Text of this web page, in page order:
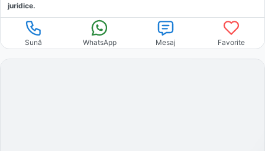
juridice.
Sună WhatsApp Mesaj Favorite